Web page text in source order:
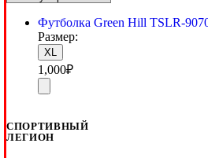
Футболка Green Hill TSLR-
Размер:
XL
1,000₽
СПОРТИВНЫЙ
ЛЕГИОН